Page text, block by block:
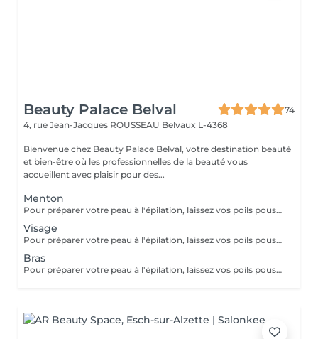
Beauty Palace Belval
74
4, rue Jean-Jacques ROUSSEAU Belvaux L-4368
Bienvenue chez Beauty Palace Belval, votre destination beauté
et bien-être où les professionnelles de la beauté vous
accueillent avec plaisir pour des...
Menton
Pour préparer votre peau à l'épilation, laissez vos poils pousser pendant au moins deux semaines après le dernier rasage pour assurer une longueur adéquate. Il est également recommandé, mais non indispensable, d'effectuer un gommage doux 24 heures avant la séance pour éliminer les cellules mortes et faciliter l'extraction des poils. Le jour de l'épilation, évitez d'appliquer des crèmes ou des huiles sur la zone concernée afin d'assurer une bonne adhérence de la cire. Enfin, protégez votre peau en évitant l'exposition au soleil ou les séances de bronzage, qui pourraient la rendre plus sensible et irritable.
Visage
Pour préparer votre peau à l'épilation, laissez vos poils pousser pendant au moins deux semaines après le dernier rasage pour assurer une longueur adéquate. Il est également recommandé, mais non indispensable, d'effectuer un gommage doux 24 heures avant la séance pour éliminer les cellules mortes et faciliter l'extraction des poils. Le jour de l'épilation, évitez d'appliquer des crèmes ou des huiles sur la zone concernée afin d'assurer une bonne adhérence de la cire. Enfin, protégez votre peau en évitant l'exposition au soleil ou les séances de bronzage, qui pourraient la rendre plus sensible et irritable.
Bras
Pour préparer votre peau à l'épilation, laissez vos poils pousser pendant au moins deux semaines après le dernier rasage pour assurer une longueur adéquate. Il est également recommandé, mais non indispensable, d'effectuer un gommage doux 24 heures avant la séance pour éliminer les cellules mortes et faciliter l'extraction des poils. Le jour de l'épilation, évitez d'appliquer des crèmes ou des huiles sur la zone concernée afin d'assurer une bonne adhérence de la cire. Enfin, protégez votre peau en évitant l'exposition au soleil ou les séances de bronzage, qui pourraient la rendre plus sensible et irritable.